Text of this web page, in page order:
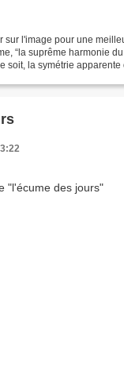
sur l'image pour une
“la suprême harmonie
soit, la symétrie apparente